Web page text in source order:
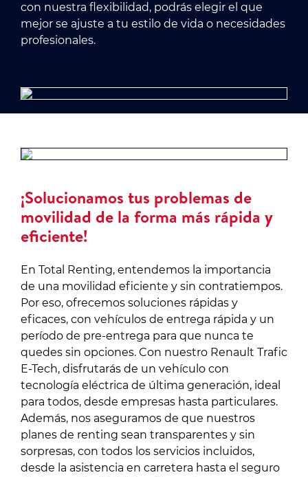
con nuestra flexibilidad, podrás elegir el que
mejor se ajuste a tu estilo de vida o necesidades
profesionales.
¡Solucionamos tus problemas de
movilidad de la forma más rápida y
eficiente!
En Total Renting, entendemos la importancia
de una movilidad eficiente y sin contratiempos.
Por eso, ofrecemos soluciones rápidas y
eficaces, con vehículos de entrega rápida y un
período de pre-entrega para que nunca te
quedes sin opciones. Con nuestro Renault Trafic
E-Tech, disfrutarás de un vehículo con
tecnología eléctrica de última generación, ideal
para todos, desde empresas hasta particulares.
Además, nos aseguramos de que nuestros
planes de renting sean transparentes y sin
sorpresas, con todos los servicios incluidos,
desde la asistencia en carretera hasta el seguro